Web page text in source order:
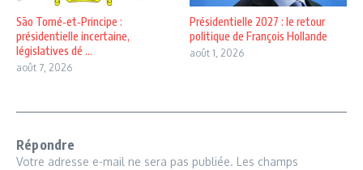
São Tomé‑et‑Principe :
présidentielle incertaine,
législatives dé ...
août 7, 2026
Présidentielle 2027 : le retour
politique de François Hollande
août 1, 2026
Répondre
Votre adresse e-mail ne sera pas publiée. Les champs